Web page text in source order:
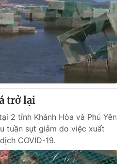
VTV.vn khi phát hành lại
trở lại
2 tỉnh Khánh Hòa và Phú Yên
tuần sụt giảm do việc xuất
COVID-19.